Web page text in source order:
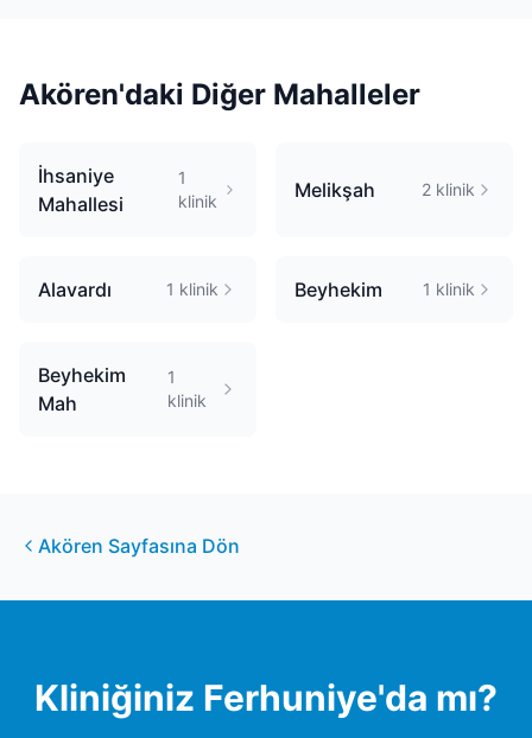
Akören'daki Diğer Mahalleler
İhsaniye
Mahallesi
1
klinik
Melikşah 2 klinik
Alavardı 1 klinik Beyhekim 1 klinik
Beyhekim
Mah
1
klinik
Akören Sayfasına Dön
Kliniğiniz Ferhuniye'da mı?